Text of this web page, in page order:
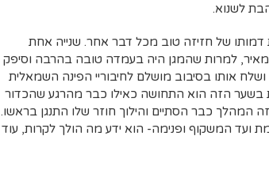
לשנוא.
של חזיזה טוב מכל דבר אחר. שנייה אחת
למרות שהמגן היה בעמדה טובה בהרבה וסיפק
אותו בסיבוב מושלם לחיבוריי הפינה השמאלית
הזה הוא התחושה כאילו כבר מהרגע שהכדור
המהלך כבר הסתיים והילוך חוזר שלו התנגן בראשו.
המשקוף ופנימה- הוא ידע מה הולך לקרות, עוד